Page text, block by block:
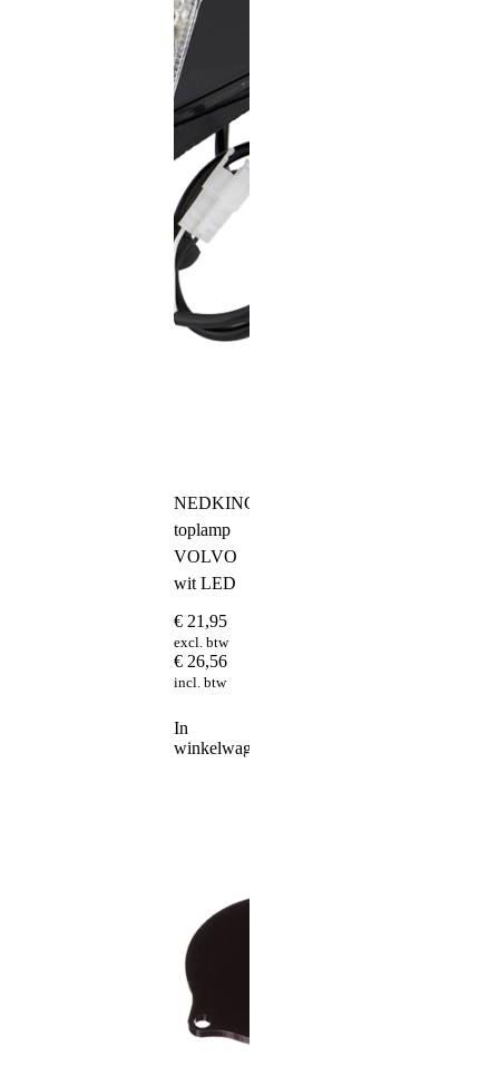
NEDKING
toplamp
VOLVO
wit LED
€ 21,95
excl. btw
€ 26,56
incl. btw
In
winkelwagen